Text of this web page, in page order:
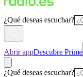
¿Qué deseas escuchar?
Abrir appDescubre Prime
¿Qué deseas escuchar?